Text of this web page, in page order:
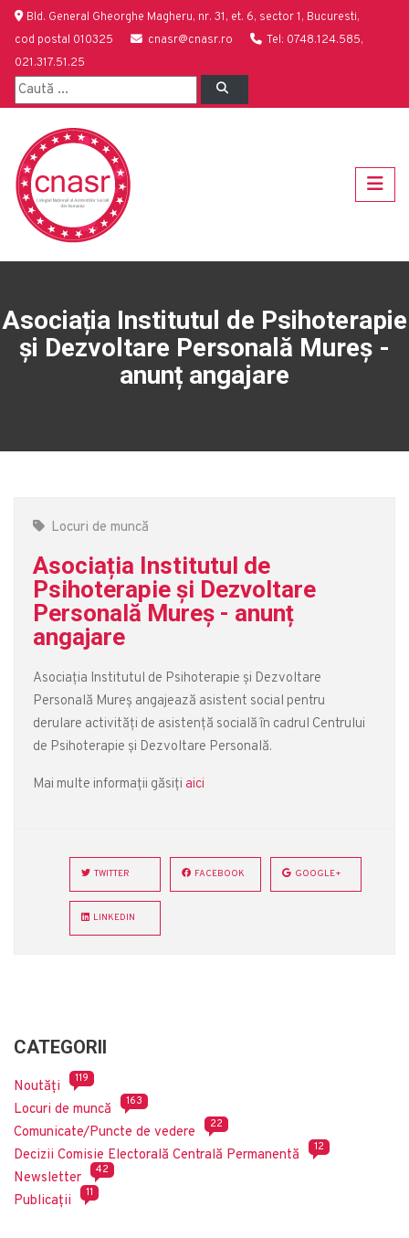
Bld. General Gheorghe Magheru, nr. 31, et. 6, sector 1, Bucuresti,
cod postal 010325
cnasr@cnasr.ro
Tel: 0748.124.585,
021.317.51.25
Asociația Institutul de Psihoterapie
și Dezvoltare Personală Mureș -
anunț angajare
Locuri de muncă
Asociația Institutul de
Psihoterapie și Dezvoltare
Personală Mureș - anunț
angajare
Asociația Institutul de Psihoterapie și Dezvoltare
Personală Mureș angajează asistent social pentru
derulare activități de asistență socială în cadrul Centrului
de Psihoterapie și Dezvoltare Personală.
Mai multe informații găsiți aici
TWITTER FACEBOOK GOOGLE+
LINKEDIN
CATEGORII
Noutăți 119
Locuri de muncă 163
Comunicate/Puncte de vedere 22
Decizii Comisie Electorală Centrală Permanentă 12
Newsletter 42
Publicații 11